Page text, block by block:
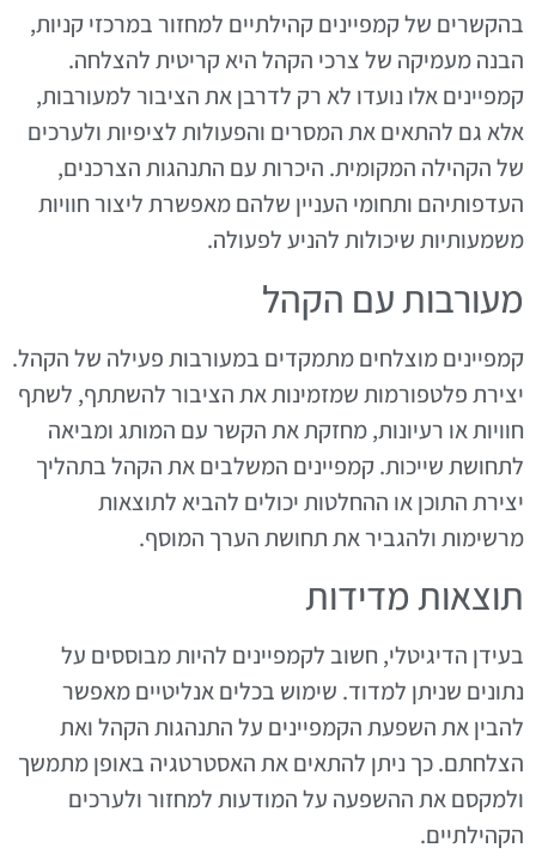
בהקשרים של קמפיינים קהילתיים למחזור במרכזי קניות,
הבנה מעמיקה של צרכי הקהל היא קריטית להצלחה.
קמפיינים אלו נועדו לא רק לדרבן את הציבור למעורבות,
אלא גם להתאים את המסרים והפעולות לציפיות ולערכים
של הקהילה המקומית. היכרות עם התנהגות הצרכנים,
העדפותיהם ותחומי העניין שלהם מאפשרת ליצור חוויות
משמעותיות שיכולות להניע לפעולה.
מעורבות עם הקהל
קמפיינים מוצלחים מתמקדים במעורבות פעילה של הקהל.
יצירת פלטפורמות שמזמינות את הציבור להשתתף, לשתף
חוויות או רעיונות, מחזקת את הקשר עם המותג ומביאה
לתחושת שייכות. קמפיינים המשלבים את הקהל בתהליך
יצירת התוכן או ההחלטות יכולים להביא לתוצאות
מרשימות ולהגביר את תחושת הערך המוסף.
תוצאות מדידות
בעידן הדיגיטלי, חשוב לקמפיינים להיות מבוססים על
נתונים שניתן למדוד. שימוש בכלים אנליטיים מאפשר
להבין את השפעת הקמפיינים על התנהגות הקהל ואת
הצלחתם. כך ניתן להתאים את האסטרטגיה באופן מתמשך
ולמקסם את ההשפעה על המודעות למחזור ולערכים
הקהילתיים.